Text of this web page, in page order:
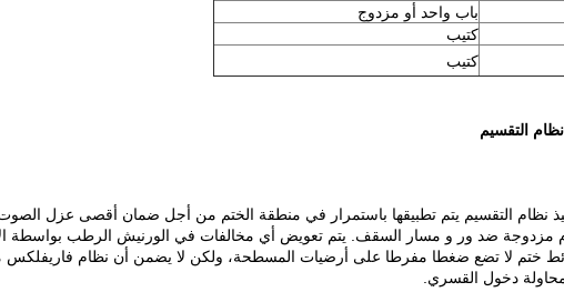
باب واحد أو مزدوج
كتيب
كتيب
نظام التقسيم
نظام التقسيم يتم تطبيقها باستمرار في منطقة الختم من أجل ضمان أقصى عزل
مزدوجة ضد ور و مسار السقف.
يتم تعويض أي مخالفات في الورنيش الرطب بواسطة
ختم لا تضع ضغطا مفرطا على أرضيات المسطحة، ولكن لا يضمن أن نظام فاريفلكس
دخول القسري.